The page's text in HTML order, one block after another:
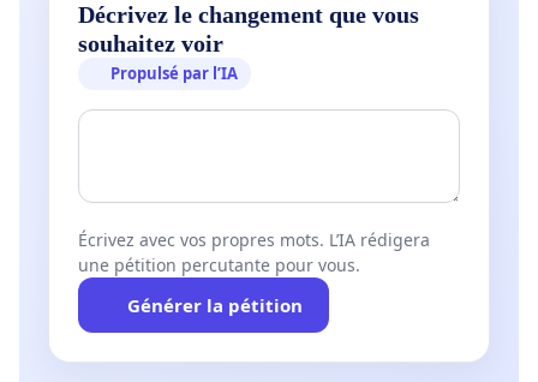
Décrivez le changement que vous
souhaitez voir
Propulsé par l’IA
Écrivez avec vos propres mots. L’IA rédigera
une pétition percutante pour vous.
Générer la pétition